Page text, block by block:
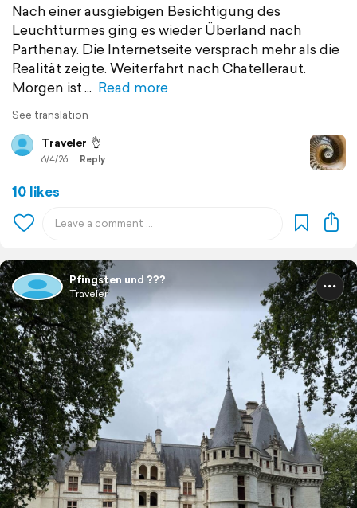
Nach einer ausgiebigen Besichtigung des
Leuchtturmes ging es wieder Überland nach
Parthenay. Die Internetseite versprach mehr als die
Realität zeigte. Weiterfahrt nach Chatelleraut.
Morgen ist
Read more
See translation
Traveler 👌
6/4/26 Reply
10 likes
Pfingsten und ???
Traveler